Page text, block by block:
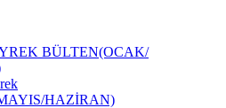
BÜLTEN(OCAK/
HAZİRAN)